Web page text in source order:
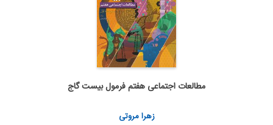
اضافه به سبد خرید
اشتراک گذاری
مطالعات اجتماعی هفتم فرمول بیست گاج
زهرا مروتی